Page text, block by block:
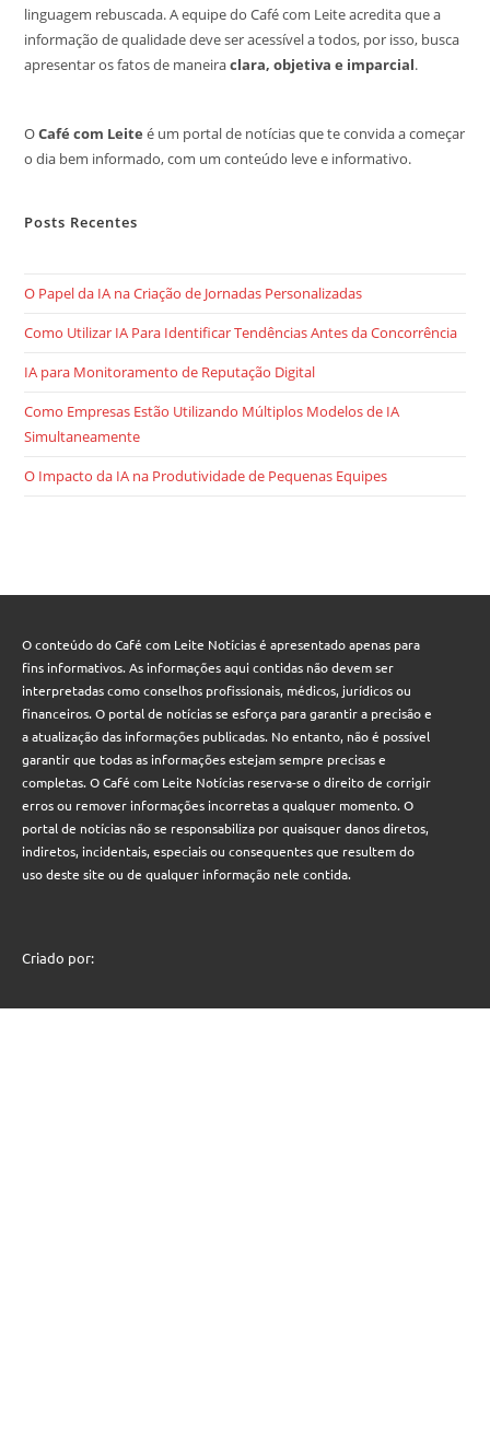
linguagem rebuscada. A equipe do Café com Leite acredita que a
informação de qualidade deve ser acessível a todos, por isso, busca
apresentar os fatos de maneiraclara, objetiva e imparcial.
OCafé com Leite é um portal de notícias que te convida a começar
o dia bem informado, com um conteúdo leve e informativo.
Posts Recentes
O Papel da IA na Criação de Jornadas Personalizadas
Como Utilizar IA Para Identificar Tendências Antes da Concorrência
IA para Monitoramento de Reputação Digital
Como Empresas Estão Utilizando Múltiplos Modelos de IA
Simultaneamente
O Impacto da IA na Produtividade de Pequenas Equipes
O conteúdo do Café com Leite Notícias é apresentado apenas para
fins informativos. As informações aqui contidas não devem ser
interpretadas como conselhos profissionais, médicos, jurídicos ou
financeiros. O portal de notícias se esforça para garantir a precisão e
a atualização das informações publicadas. No entanto, não é possível
garantir que todas as informações estejam sempre precisas e
completas. O Café com Leite Notícias reserva-se o direito de corrigir
erros ou remover informações incorretas a qualquer momento. O
portal de notícias não se responsabiliza por quaisquer danos diretos,
indiretos, incidentais, especiais ou consequentes que resultem do
uso deste site ou de qualquer informação nele contida.
Criado por: